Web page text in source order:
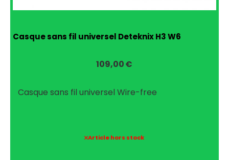
Casque sans fil universel Deteknix H3 W6
109,00€
Casque sans fil universel Wire-free
Article hors stock